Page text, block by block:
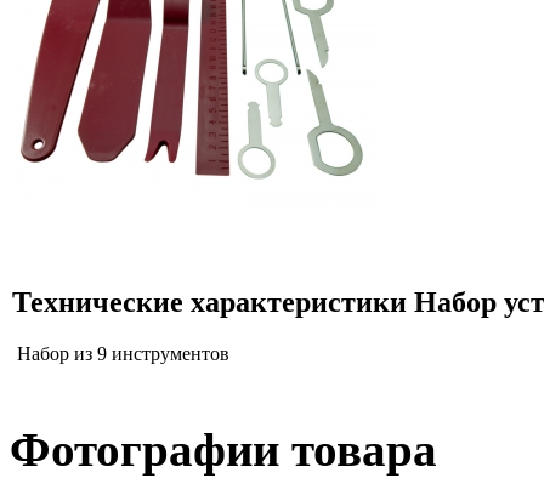
Технические характеристики Набор
Набор из 9 инструментов
Фотографии товара